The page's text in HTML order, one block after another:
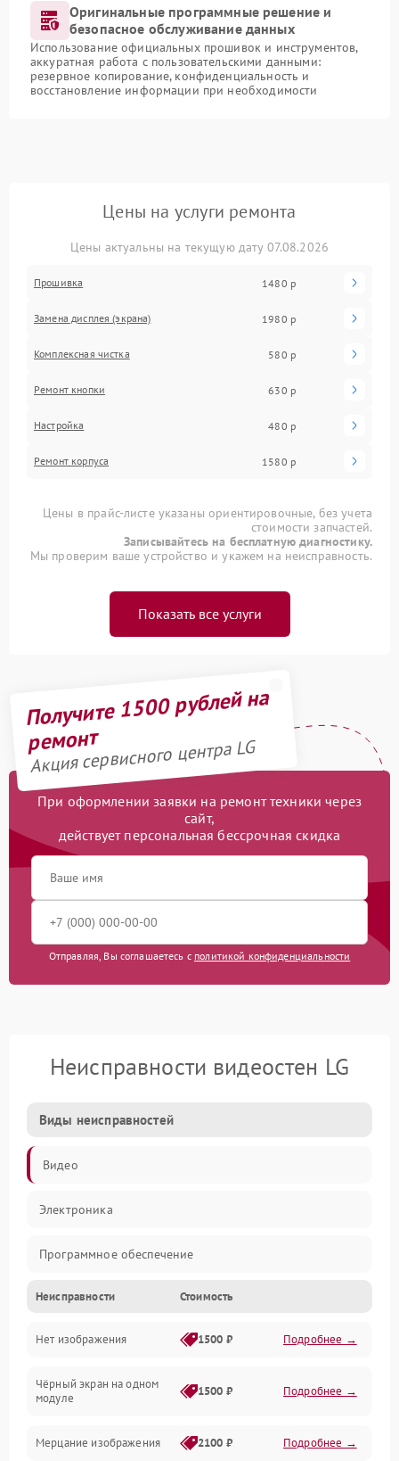
Оригинальные программные решение и
безопасное обслуживание данных
Использование официальных прошивок и инструментов,
аккуратная работа с пользовательскими данными:
резервное копирование, конфиденциальность и
восстановление информации при необходимости
Цены на услуги ремонта
Цены актуальны на текущую дату 07.08.2026
Прошивка 1480 р
Замена дисплея (экрана) 1980 р
Комплексная чистка 580 р
Ремонт кнопки 630 р
Настройка 480 р
Ремонт корпуса 1580 р
Цены в прайс-листе указаны ориентировочные, без учета
стоимости запчастей.
Записывайтесь на бесплатную диагностику.
Мы проверим ваше устройство и укажем на неисправность.
Показать все услуги
Получите 1500 рублей на
ремонт
Акция сервисного центра LG
При оформлении заявки на ремонт техники через
сайт,
действует персональная бессрочная скидка
Отправляя, Вы соглашаетесь с политикой конфиденциальности
Неисправности видеостен LG
Виды неисправностей
Видео
Электроника
Программное обеспечение
Калибровка
Электропитание
Аппаратная
Механические повреждения
Неисправности Стоимость
Нет изображения 1500 ₽ Подробнее →
Чёрный экран на одном
модуле
1500 ₽ Подробнее →
Мерцание изображения 2100 ₽ Подробнее →